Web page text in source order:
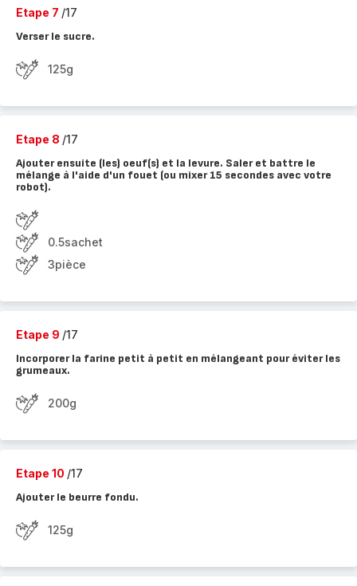
Etape 7 /17
Verser le sucre.
125g
Etape 8 /17
Ajouter ensuite (les) oeuf(s) et la levure. Saler et battre le
mélange à l'aide d'un fouet (ou mixer 15 secondes avec votre
robot).
0.5sachet
3pièce
Etape 9 /17
Incorporer la farine petit à petit en mélangeant pour éviter les
grumeaux.
200g
Etape 10 /17
Ajouter le beurre fondu.
125g